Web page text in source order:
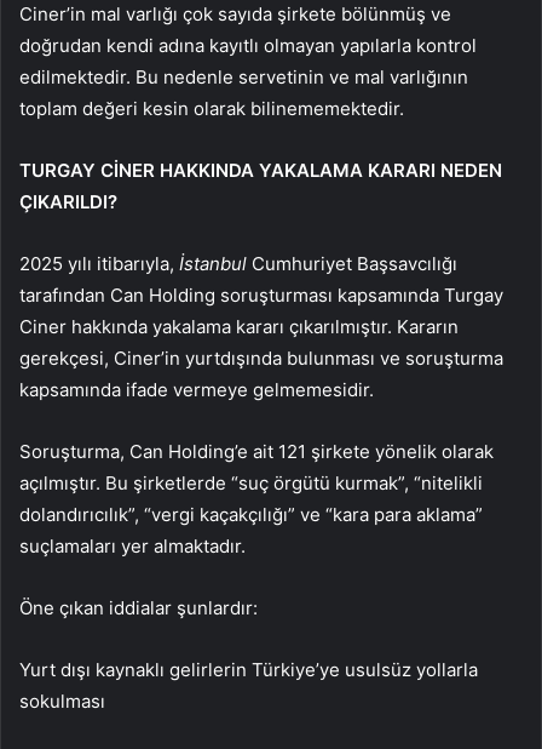
Ciner’in mal varlığı çok sayıda şirkete bölünmüş ve
doğrudan kendi adına kayıtlı olmayan yapılarla kontrol
edilmektedir. Bu nedenle servetinin ve mal varlığının
toplam değeri kesin olarak bilinememektedir.
TURGAY CİNER HAKKINDA YAKALAMA KARARI NEDEN
ÇIKARILDI?
2025 yılı itibarıyla, İstanbul Cumhuriyet Başsavcılığı
tarafından Can Holding soruşturması kapsamında Turgay
Ciner hakkında yakalama kararı çıkarılmıştır. Kararın
gerekçesi, Ciner’in yurtdışında bulunması ve soruşturma
kapsamında ifade vermeye gelmemesidir.
Soruşturma, Can Holding’e ait 121 şirkete yönelik olarak
açılmıştır. Bu şirketlerde “suç örgütü kurmak”, “nitelikli
dolandırıcılık”, “vergi kaçakçılığı” ve “kara para aklama”
suçlamaları yer almaktadır.
Öne çıkan iddialar şunlardır:
Yurt dışı kaynaklı gelirlerin Türkiye’ye usulsüz yollarla
sokulması